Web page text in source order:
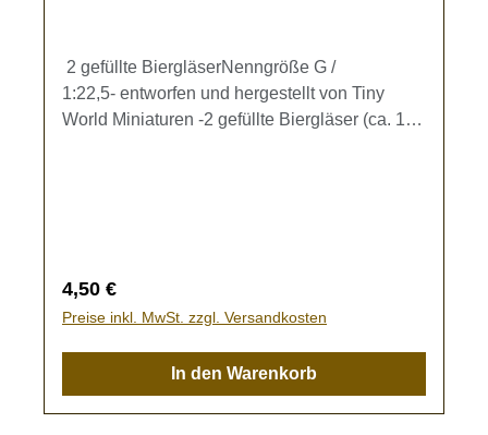
2 gefüllte BiergläserNenngröße G /
1:22,5- entworfen und hergestellt von Tiny
World Miniaturen -2 gefüllte Biergläser (ca. 11
Regulärer Preis:
4,50 €
Preise inkl. MwSt. zzgl. Versandkosten
In den Warenkorb